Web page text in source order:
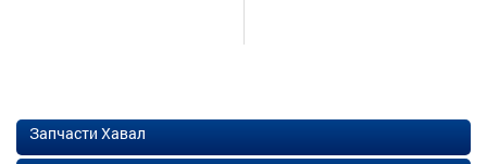
Запчасти Хавал